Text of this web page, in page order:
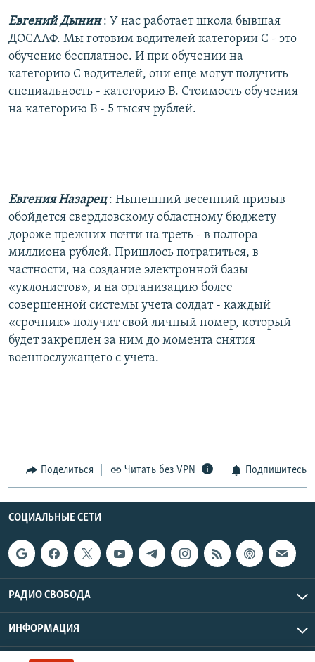
Евгений Дынин: У нас работает школа бывшая
ДОСААФ. Мы готовим водителей категории С - это
обучение бесплатное. И при обучении на
категорию С водителей, они еще могут получить
специальность - категорию В. Стоимость обучения
на категорию В - 5 тысяч рублей.
Евгения Назарец: Нынешний весенний призыв
обойдется свердловскому областному бюджету
дороже прежних почти на треть - в полтора
миллиона рублей. Пришлось потратиться, в
частности, на создание электронной базы
«уклонистов», и на организацию более
совершенной системы учета солдат - каждый
«срочник» получит свой личный номер, который
будет закреплен за ним до момента снятия
военнослужащего с учета.
Поделиться Читать без VPN Подпишитесь
СОЦИАЛЬНЫЕ СЕТИ
РАДИО СВОБОДА
ИНФОРМАЦИЯ